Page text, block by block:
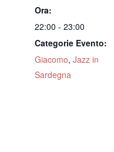
Ora:
22:00 - 23:00
Categorie Evento:
Giacomo, Jazz in
Sardegna